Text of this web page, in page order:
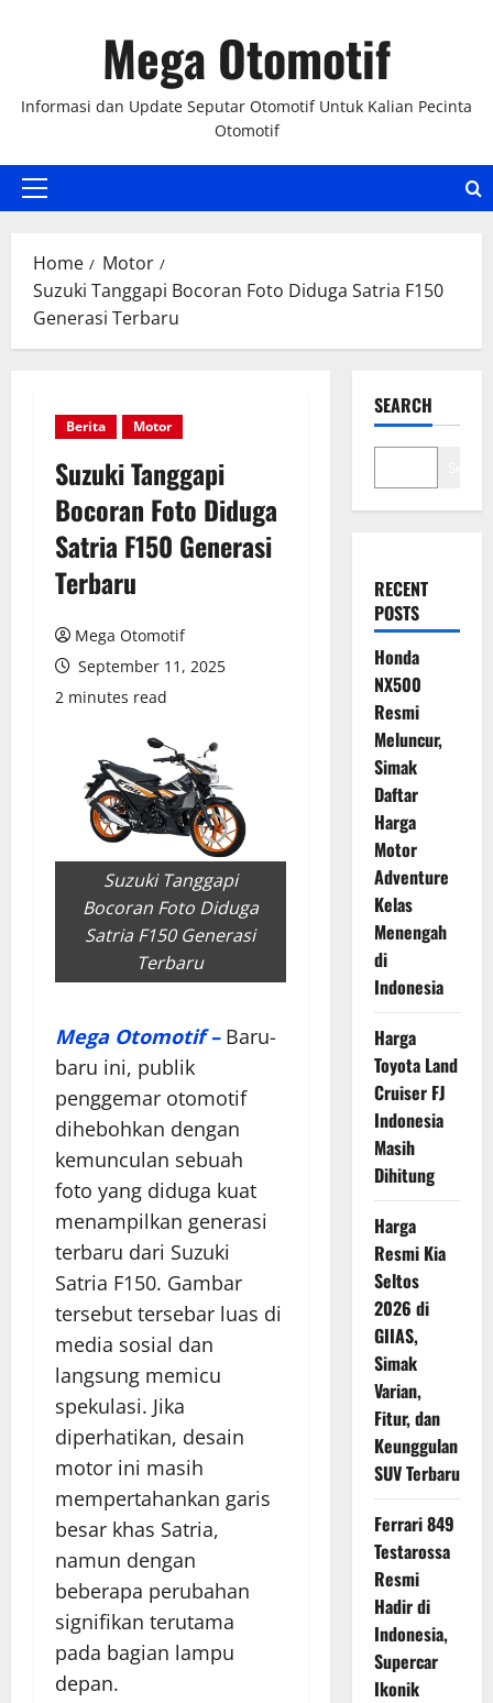
Mega Otomotif
Informasi dan Update Seputar Otomotif Untuk Kalian Pecinta
Otomotif
Primary
Home
Motor
Suzuki Tanggapi Bocoran Foto Diduga Satria F150
Generasi Terbaru
Berita Motor
Suzuki Tanggapi
Bocoran Foto Diduga
Satria F150 Generasi
Terbaru
Mega Otomotif
September 11, 2025
2 minutes read
Suzuki Tanggapi
Bocoran Foto Diduga
Satria F150 Generasi
Terbaru
Mega Otomotif –Baru-
baru ini, publik
penggemar otomotif
dihebohkan dengan
kemunculan sebuah
foto yang diduga kuat
menampilkan generasi
terbaru dari Suzuki
Satria F150. Gambar
tersebut tersebar luas di
media sosial dan
langsung memicu
spekulasi. Jika
diperhatikan, desain
motor ini masih
mempertahankan garis
besar khas Satria,
namun dengan
beberapa perubahan
signifikan terutama
pada bagian lampu
depan.
SEARCH
RECENT
POSTS
Honda
NX500
Resmi
Meluncur,
Simak
Daftar
Harga
Motor
Adventure
Kelas
Menengah
di
Indonesia
Harga
Toyota Land
Cruiser FJ
Indonesia
Masih
Dihitung
Harga
Resmi Kia
Seltos
2026 di
GIIAS,
Simak
Varian,
Fitur, dan
Keunggulan
SUV Terbaru
Ferrari 849
Testarossa
Resmi
Hadir di
Indonesia,
Supercar
Ikonik